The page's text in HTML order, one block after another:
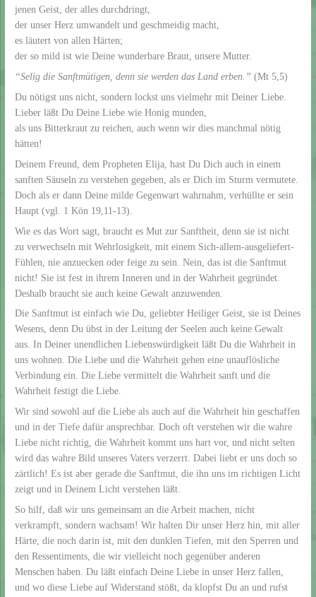
jenen Geist, der alles durchdringt,
der unser Herz umwandelt und geschmeidig macht,
es läutert von allen Härten;
der so mild ist wie Deine wunderbare Braut, unsere Mutter.
“Selig die Sanftmütigen, denn sie werden das Land erben. ” (Mt 5,5)
Du nötigst uns nicht, sondern lockst uns vielmehr mit Deiner Liebe.
Lieber läßt Du Deine Liebe wie Honig munden,
als uns Bitterkraut zu reichen, auch wenn wir dies manchmal nötig
hätten!
Deinem Freund, dem Propheten Elija, hast Du Dich auch in einem
sanften Säuseln zu verstehen gegeben, als er Dich im Sturm vermutete.
Doch als er dann Deine milde Gegenwart wahrnahm, verhüllte er sein
Haupt (vgl. 1 Kön 19,11-13).
Wie es das Wort sagt, braucht es Mut zur Sanftheit, denn sie ist nicht
zu verwechseln mit Wehrlosigkeit, mit einem Sich-allem-ausgeliefert-
Fühlen, nie anzuecken oder feige zu sein. Nein, das ist die Sanftmut
nicht! Sie ist fest in ihrem Inneren und in der Wahrheit gegründet.
Deshalb braucht sie auch keine Gewalt anzuwenden.
Die Sanftmut ist einfach wie Du, geliebter Heiliger Geist, sie ist Deines
Wesens, denn Du übst in der Leitung der Seelen auch keine Gewalt
aus. In Deiner unendlichen Liebenswürdigkeit läßt Du die Wahrheit in
uns wohnen. Die Liebe und die Wahrheit gehen eine unauflösliche
Verbindung ein. Die Liebe vermittelt die Wahrheit sanft und die
Wahrheit festigt die Liebe.
Wir sind sowohl auf die Liebe als auch auf die Wahrheit hin geschaffen
und in der Tiefe dafür ansprechbar. Doch oft verstehen wir die wahre
Liebe nicht richtig, die Wahrheit kommt uns hart vor, und nicht selten
wird das wahre Bild unseres Vaters verzerrt. Dabei liebt er uns doch so
zärtlich! Es ist aber gerade die Sanftmut, die ihn uns im richtigen Licht
zeigt und in Deinem Licht verstehen läßt.
So hilf, daß wir uns gemeinsam an die Arbeit machen, nicht
verkrampft, sondern wachsam! Wir halten Dir unser Herz hin, mit aller
Härte, die noch darin ist, mit den dunklen Tiefen, mit den Sperren und
den Ressentiments, die wir vielleicht noch gegenüber anderen
Menschen haben. Du läßt einfach Deine Liebe in unser Herz fallen,
und wo diese Liebe auf Widerstand stößt, da klopfst Du an und rufst